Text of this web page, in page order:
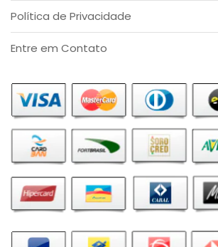
Política de Privacidade
Entre em Contato